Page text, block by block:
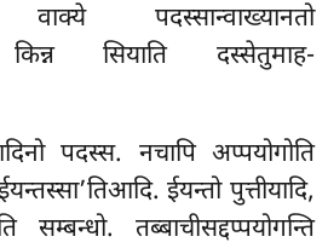
वाक्ये पदस्सान्वाख्यानतो
किन्न सियाति दस्सेतुमाह-
पदस्स. नचापि अप्पयोगोति
ईयन्तो पुत्तीयादि,
सम्बन्धो. तब्बाचीसद्दप्पयोगन्ति